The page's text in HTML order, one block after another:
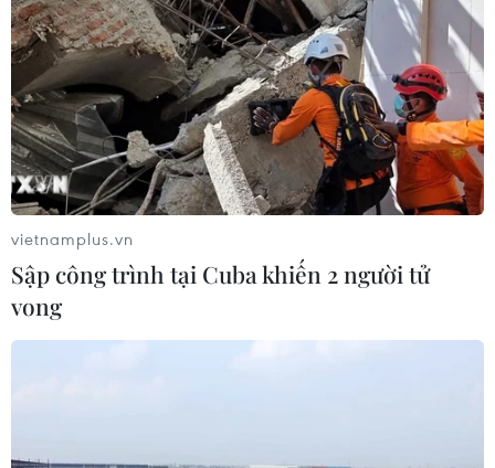
Tiên cử tới Hà Nội nhằm giúp thượng đỉnh Mỹ-Triều lần
hai thành công.
vietnamplus.vn
Sập công trình tại Cuba khiến 2 người tử
vong